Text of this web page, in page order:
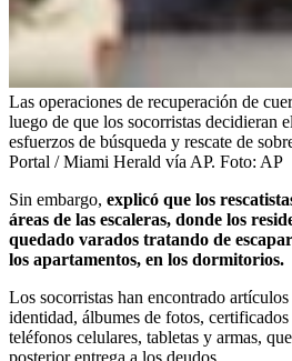
Las operaciones de recuperación de
luego de que los socorristas decidieran
esfuerzos de búsqueda y rescate de
Portal / Miami Herald vía AP. Foto: AP
Sin embargo, explicó que los
áreas de las escaleras, donde los
quedado varados tratando de
los apartamentos, en los dormitorios.
Los socorristas han encontrado
identidad, álbumes de fotos,
teléfonos celulares, tabletas y armas,
posterior entrega a los deudos.